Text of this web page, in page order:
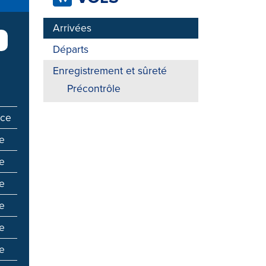
Arrivées
Départs
Enregistrement et sûreté
Précontrôle